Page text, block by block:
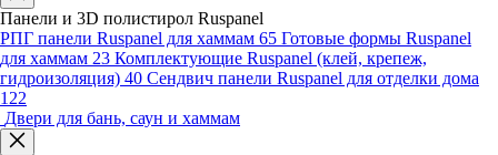
Панели и 3D полистирол Ruspanel
РПГ панели Ruspanel для хаммам 65 Готовые формы Ruspanel
для хаммам 23 Комплектующие Ruspanel (клей, крепеж,
гидроизоляция) 40 Сендвич панели Ruspanel для отделки дома
122
Двери для бань, саун и хаммам